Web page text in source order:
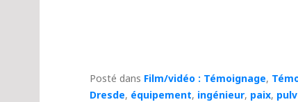
Posté dans Film/vidéo : Témoignage,
Dresde, équipement, ingénieur, paix,